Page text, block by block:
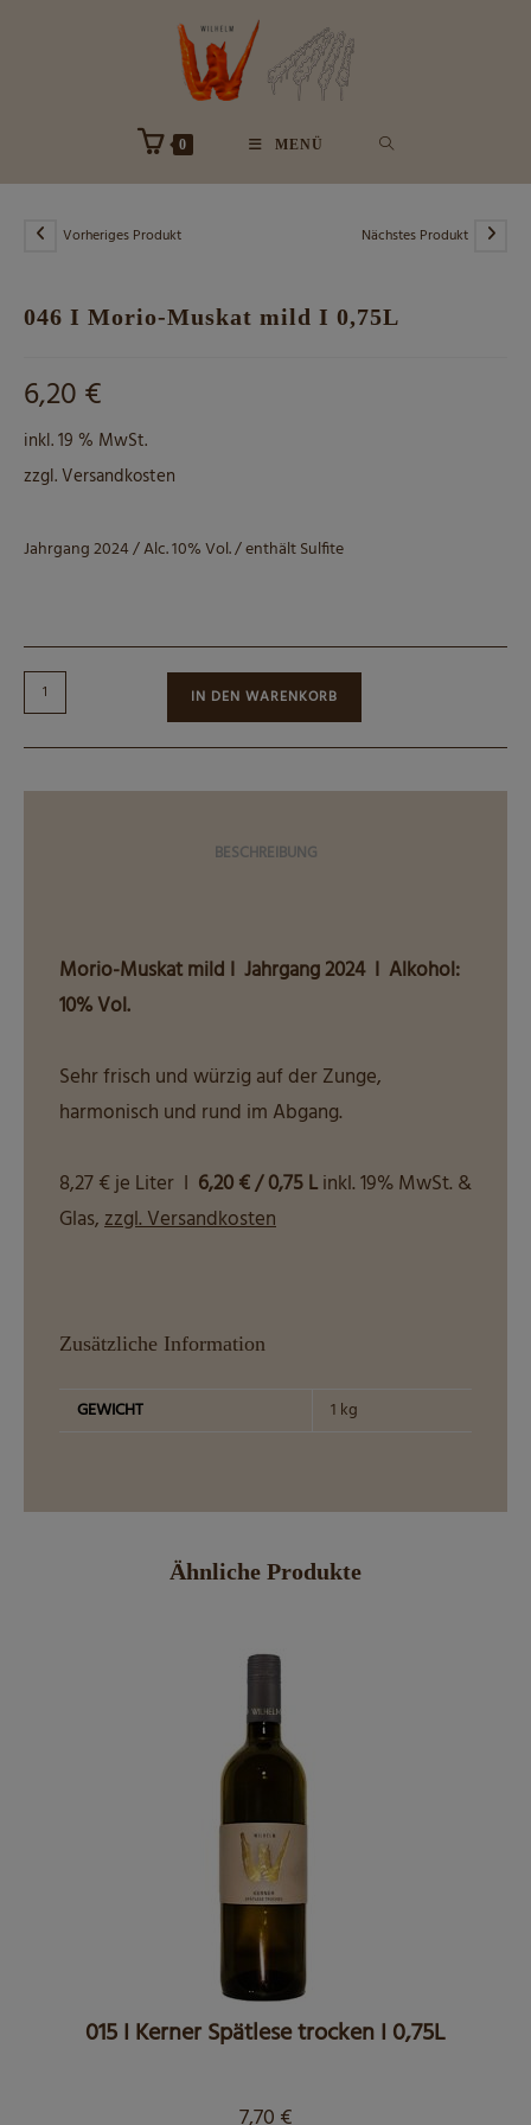
0 MENÜ
Vorheriges Produkt Nächstes Produkt
046 I Morio-Muskat mild I 0,75L
6,20 €
inkl. 19 % MwSt.
zzgl.Versandkosten
Jahrgang 2024 / Alc. 10% Vol. / enthält Sulfite
046
I
Morio-
IN DEN WARENKORB
BESCHREIBUNG
Morio-Muskat mild I Jahrgang 2024 I Alkohol:
10% Vol.
Sehr frisch und würzig auf der Zunge,
harmonisch und rund im Abgang.
8,27 € je Liter I 6,20 € / 0,75 Linkl. 19% MwSt. &
Glas,zzgl. Versandkosten
Zusätzliche Information
GEWICHT 1 kg
Ähnliche Produkte
015 I Kerner Spätlese trocken I 0,75L
7,70 €